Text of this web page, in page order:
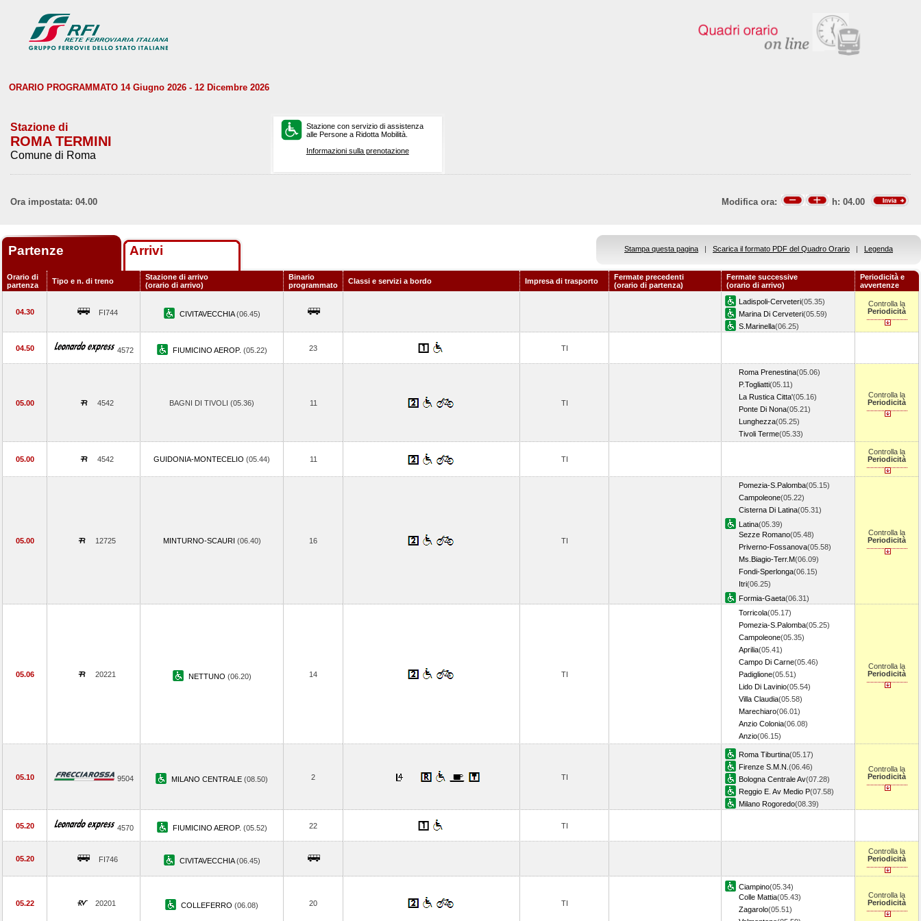
ORARIO PROGRAMMATO 14 Giugno 2026 - 12 Dicembre 2026
Stazione di
ROMA TERMINI
Comune di Roma
Stazione con servizio di assistenza
alle Persone a Ridotta Mobilità.
Informazioni sulla prenotazione
Ora impostata: 04.00 Modifica ora: h: 04.00
Partenze Arrivi Stampa questa pagina | Scarica il formato PDF del Quadro Orario | Legenda
Orario di
partenza
Tipo e n. di treno
Stazione di arrivo
(orario di arrivo)
Binario
programmato
Classi e servizi a bordo Impresa di trasporto
Fermate precedenti
(orario di partenza)
Fermate successive
(orario di arrivo)
Periodicità e
avvertenze
04.30 FI744 CIVITAVECCHIA(06.45)
Ladispoli-Cerveteri(05.35)
Marina Di Cerveteri(05.59)
S.Marinella(06.25)
Controlla la
Periodicità
04.50 4572 FIUMICINO AEROP. (05.22) 23 TI
05.00 4542 BAGNI DI TIVOLI (05.36) 11 TI
Roma Prenestina(05.06)
P.Togliatti(05.11)
La Rustica Citta'(05.16)
Ponte Di Nona(05.21)
Lunghezza(05.25)
Tivoli Terme(05.33)
Controlla la
Periodicità
05.00 4542 GUIDONIA-MONTECELIO (05.44) 11 TI
Controlla la
Periodicità
05.00 12725 MINTURNO-SCAURI (06.40) 16 TI
Pomezia-S.Palomba(05.15)
Campoleone(05.22)
Cisterna Di Latina(05.31)
Latina(05.39)
Sezze Romano(05.48)
Priverno-Fossanova(05.58)
Ms.Biagio-Terr.M(06.09)
Fondi-Sperlonga(06.15)
Itri(06.25)
Formia-Gaeta(06.31)
Controlla la
Periodicità
05.06 20221 NETTUNO (06.20) 14 TI
Torricola(05.17)
Pomezia-S.Palomba(05.25)
Campoleone(05.35)
Aprilia(05.41)
Campo Di Carne(05.46)
Padiglione(05.51)
Lido Di Lavinio(05.54)
Villa Claudia(05.58)
Marechiaro(06.01)
Anzio Colonia(06.08)
Anzio(06.15)
Controlla la
Periodicità
05.10 9504 MILANO CENTRALE (08.50) 2 TI
Roma Tiburtina(05.17)
Firenze S.M.N. (06.46)
Bologna Centrale Av(07.28)
Reggio E. Av Medio P(07.58)
Milano Rogoredo(08.39)
Controlla la
Periodicità
05.20 4570 FIUMICINO AEROP. (05.52) 22 TI
05.20 FI746 CIVITAVECCHIA(06.45)
Controlla la
Periodicità
05.22 20201 COLLEFERRO (06.08) 20 TI
Ciampino(05.34)
Colle Mattia(05.43)
Zagarolo(05.51)
Controlla la
Periodicità